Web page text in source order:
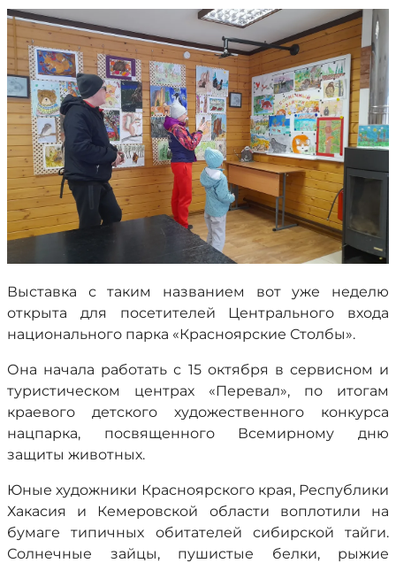
Выставка с таким названием вот уже неделю
открыта для посетителей Центрального входа
национального парка «Красноярские Столбы».
Она начала работать с 15 октября в сервисном и
туристическом центрах «Перевал», по итогам
краевого детского художественного конкурса
нацпарка, посвященного Всемирному дню
защиты животных.
Юные художники Красноярского края, Республики
Хакасия и Кемеровской области воплотили на
бумаге типичных обитателей сибирской тайги.
Солнечные зайцы, пушистые белки, рыжие